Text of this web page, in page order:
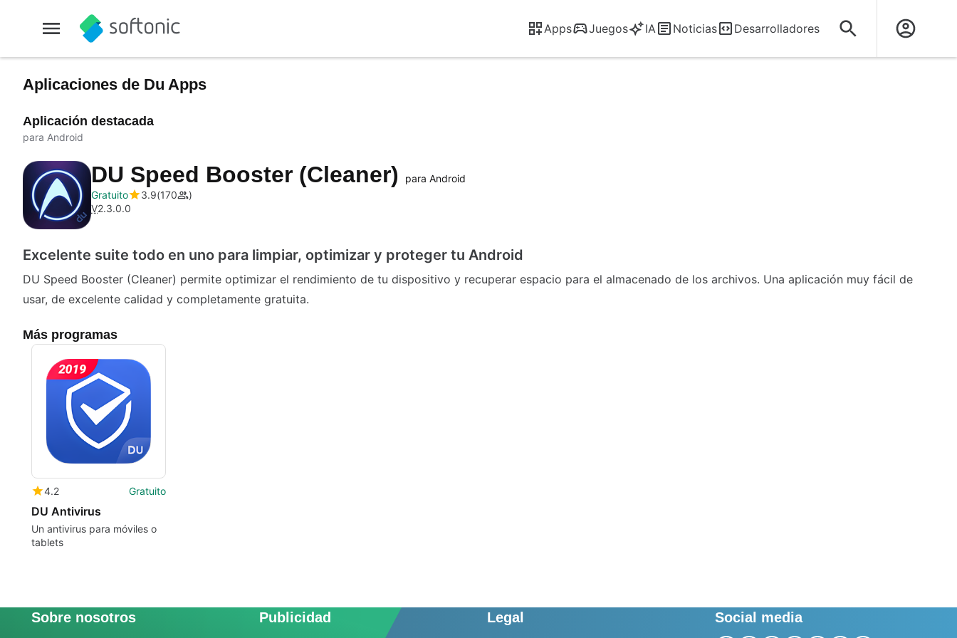
Apps Juegos IA Noticias Desarrolladores
Aplicaciones de Du Apps
Aplicación destacada
para Android
DU Speed Booster (Cleaner)
para Android
Gratuito
3.9 170
V2.3.0.0
Excelente suite todo en uno para limpiar, optimizar y proteger tu Android
DU Speed Booster (Cleaner) permite optimizar el rendimiento de tu dispositivo y recuperar espacio para el almacenado de los archivos. Una aplicación muy fácil de
usar, de excelente calidad y completamente gratuita.
Más programas
4.2 Gratuito
DU Antivirus
Un antivirus para móviles o
tablets
Sobre nosotros Publicidad Legal Social media